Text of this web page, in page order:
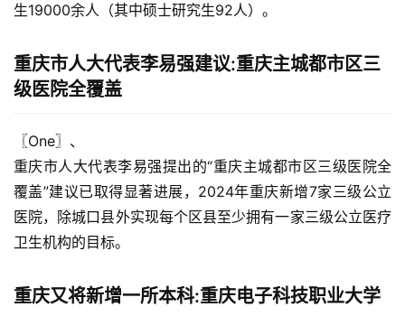
生19000余人（其中硕士研究生92人）。
重庆市人大代表李易强建议:重庆主城都市区三
级医院全覆盖
〖One〗、
重庆市人大代表李易强提出的“重庆主城都市区三级医院全
覆盖”建议已取得显著进展，2024年重庆新增7家三级公立
医院，除城口县外实现每个区县至少拥有一家三级公立医疗
卫生机构的目标。
重庆又将新增一所本科:重庆电子科技职业大学